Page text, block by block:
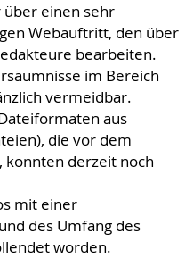
einen sehr
Webauftritt, den über
bearbeiten.
im Bereich
vermeidbar.
aus
die vor dem
derzeit noch
mit einer
des Umfang des
worden.